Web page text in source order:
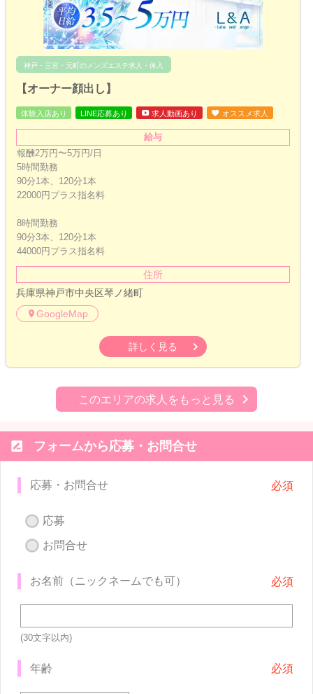
神戸・三宮・元町のメンズエステ求人・体入
【オーナー顔出し】
体験入店あり LINE応募あり 求人動画あり オススメ求人
給与
報酬2万円〜5万円/日
5時間勤務
90分1本、120分1本
22000円プラス指名料
8時間勤務
90分3本、120分1本
44000円プラス指名料
住所
兵庫県神戸市中央区琴ノ緒町
GoogleMap
詳しく見る
このエリアの求人をもっと見る
 フォームから応募・お問合せ
応募・お問合せ
応募
お問合せ
お名前（ニックネームでも可）
(30文字以内)
年齢